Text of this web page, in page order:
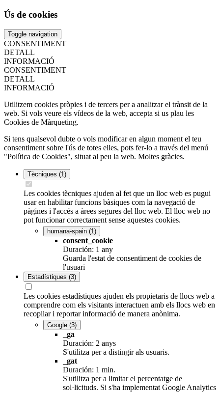
Ús de cookies
Toggle navigation
CONSENTIMENT
DETALL
INFORMACIÓ
CONSENTIMENT
DETALL
INFORMACIÓ
Utilitzem cookies pròpies i de tercers per a analitzar el trànsit de la
web. Si vols veure els vídeos de la web, accepta si us plau les
Cookies de Màrqueting.
Si tens qualsevol dubte o vols modificar en algun moment el teu
consentiment sobre l'ús de totes elles, pots fer-lo a través del menú
"Política de Cookies", situat al peu la web. Moltes gràcies.
Tècniques (1)
Les cookies tècniques ajuden al fet que un lloc web es pugui
usar en habilitar funcions bàsiques com la navegació de
pàgines i l'accés a àrees segures del lloc web. El lloc web no
pot funcionar correctament sense aquestes cookies.
humana-spain (1)
consent_cookie
Duración: 1 any
Guarda l'estat de consentiment de cookies de
l'usuari
Estadístiques (3)
Les cookies estadístiques ajuden els propietaris de llocs web a
comprendre com els visitants interactuen amb els llocs web en
recopilar i reportar informació de manera anònima.
Google (3)
_ga
Duración: 2 anys
S'utilitza per a distingir als usuaris.
_gat
Duración: 1 min.
S'utilitza per a limitar el percentatge de
sol·licituds. Si s'ha implementat Google Analytics